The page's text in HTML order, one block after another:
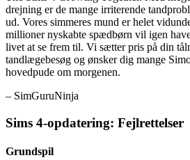
drejning er de mange irriterende
ud. Vores simmeres mund er helet
millioner nyskabte spædbørn vil igen
livet at se frem til. Vi sætter pris på din
tandlægebesøg og ønsker dig mange
hovedpude om morgenen.
– SimGuruNinja
Sims 4-opdatering: Fejlrettelser
Grundspil